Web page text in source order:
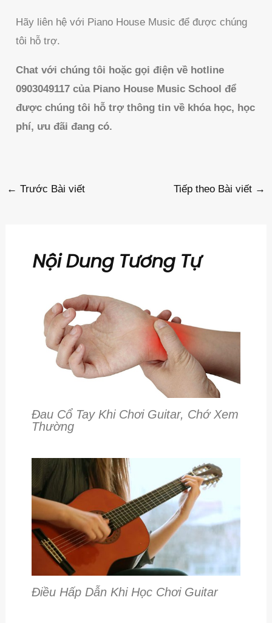
Hãy liên hệ với Piano House Music để được chúng
tôi hỗ trợ.
Chat với chúng tôi hoặc gọi điện về hotline
0903049117 của Piano House Music School để
được chúng tôi hỗ trợ thông tin về khóa học, học
phí, ưu đãi đang có.
← Trước Bài viết Tiếp theo Bài viết →
Nội Dung Tương Tự
Đau Cổ Tay Khi Chơi Guitar, Chớ Xem
Thường
Điều Hấp Dẫn Khi Học Chơi Guitar